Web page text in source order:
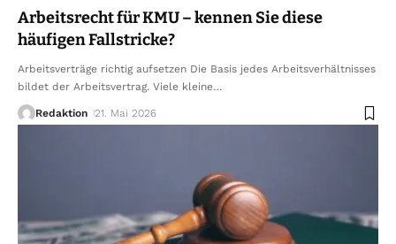
Arbeitsrecht für KMU – kennen Sie diese
häufigen Fallstricke?
Arbeitsverträge richtig aufsetzen Die Basis jedes Arbeitsverhältnisses
bildet der Arbeitsvertrag. Viele kleine…
Redaktion 21. Mai 2026